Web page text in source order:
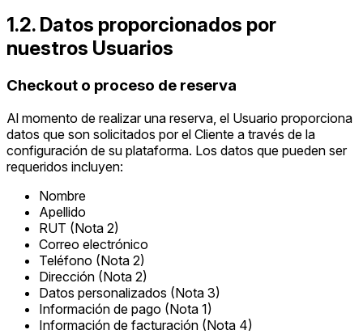
1.2. Datos proporcionados por
nuestros Usuarios
Checkout o proceso de reserva
Al momento de realizar una reserva, el Usuario proporciona
datos que son solicitados por el Cliente a través de la
configuración de su plataforma. Los datos que pueden ser
requeridos incluyen:
Nombre
Apellido
RUT (Nota 2)
Correo electrónico
Teléfono (Nota 2)
Dirección (Nota 2)
Datos personalizados (Nota 3)
Información de pago (Nota 1)
Información de facturación (Nota 4)